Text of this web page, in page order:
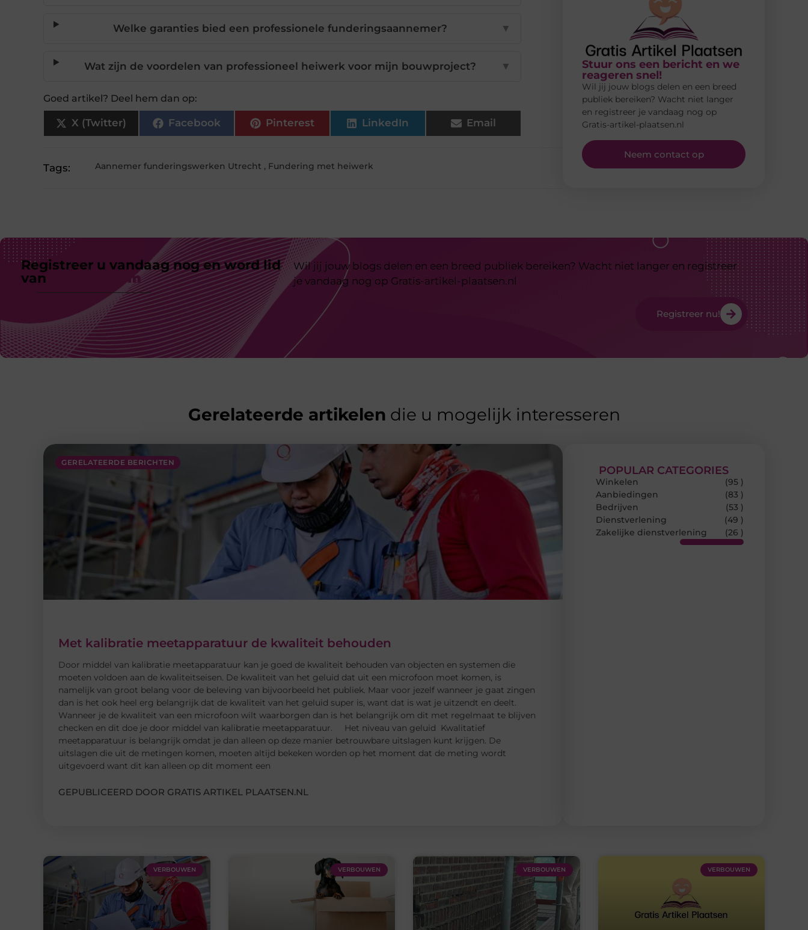
Welke garanties bied een professionele funderingsaannemer? ▼
Wat zijn de voordelen van professioneel heiwerk voor mijn bouwproject? ▼
Goed artikel? Deel hem dan op:
X (Twitter) Facebook Pinterest LinkedIn Email
Tags: Aannemer funderingswerken Utrecht , Fundering met heiwerk
Stuur ons een bericht en we
reageren snel!
Wil jij jouw blogs delen en een breed
publiek bereiken? Wacht niet langer
en registreer je vandaag nog op
Gratis-artikel-plaatsen.nl
Neem contact op
Registreer u vandaag nog en word lid
van
ons platform
Wil jij jouw blogs delen en een breed publiek bereiken? Wacht niet langer en registreer
je vandaag nog op Gratis-artikel-plaatsen.nl
Registreer nu!
Gerelateerde artikelen die u mogelijk interesseren
GERELATEERDE BERICHTEN
Met kalibratie meetapparatuur de kwaliteit behouden
Door middel van kalibratie meetapparatuur kan je goed de kwaliteit behouden van objecten en systemen die
moeten voldoen aan de kwaliteitseisen. De kwaliteit van het geluid dat uit een microfoon moet komen, is
namelijk van groot belang voor de beleving van bijvoorbeeld het publiek. Maar voor jezelf wanneer je gaat zingen
dan is het ook heel erg belangrijk dat de kwaliteit van het geluid super is, want dat is wat je uitzendt en deelt.
Wanneer je de kwaliteit van een microfoon wilt waarborgen dan is het belangrijk om dit met regelmaat te blijven
checken en dit doe je door middel van kalibratie meetapparatuur. Het niveau van geluid Kwalitatief
meetapparatuur is belangrijk omdat je dan alleen op deze manier betrouwbare uitslagen kunt krijgen. De
uitslagen die uit de metingen komen, moeten altijd bekeken worden op het moment dat de meting wordt
uitgevoerd want dit kan alleen op dit moment een
GEPUBLICEERD DOOR GRATIS ARTIKEL PLAATSEN.NL
POPULAR CATEGORIES
Winkelen
(95 )
Aanbiedingen
(83 )
Bedrijven
(53 )
Dienstverlening
(49 )
Zakelijke dienstverlening
(26 )
VERBOUWEN VERBOUWEN VERBOUWEN VERBOUWEN